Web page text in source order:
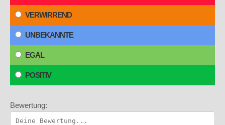
VERWIRREND
UNBEKANNTE
EGAL
POSITIV
Bewertung: